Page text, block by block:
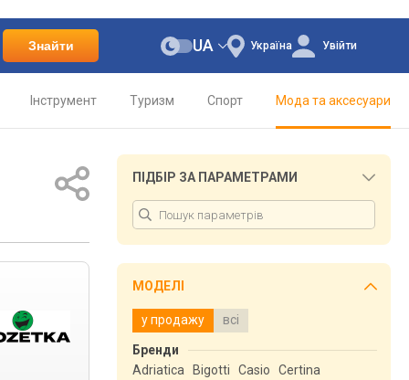
Знайти Україна
UA Увійти
Інструмент Туризм Спорт Мода та аксесуари
ПІДБІР ЗА ПАРАМЕТРАМИ
МОДЕЛІ
у продажу всі
Бренди
Adriatica
Bigotti Casio
Certina